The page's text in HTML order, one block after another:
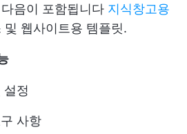
음이 포함됩니다 지식창고용
및 웹사이트용 템플릿.
설정
사항